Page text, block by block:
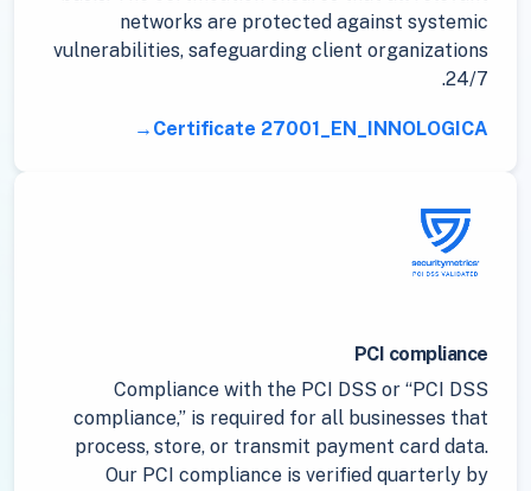
networks are protected against systemic
vulnerabilities, safeguarding client organizations
24/7.
Certificate 27001_EN_INNOLOGICA
PCI compliance
Compliance with the PCI DSS or “PCI DSS
compliance,” is required for all businesses that
process, store, or transmit payment card data.
Our PCI compliance is verified quarterly by